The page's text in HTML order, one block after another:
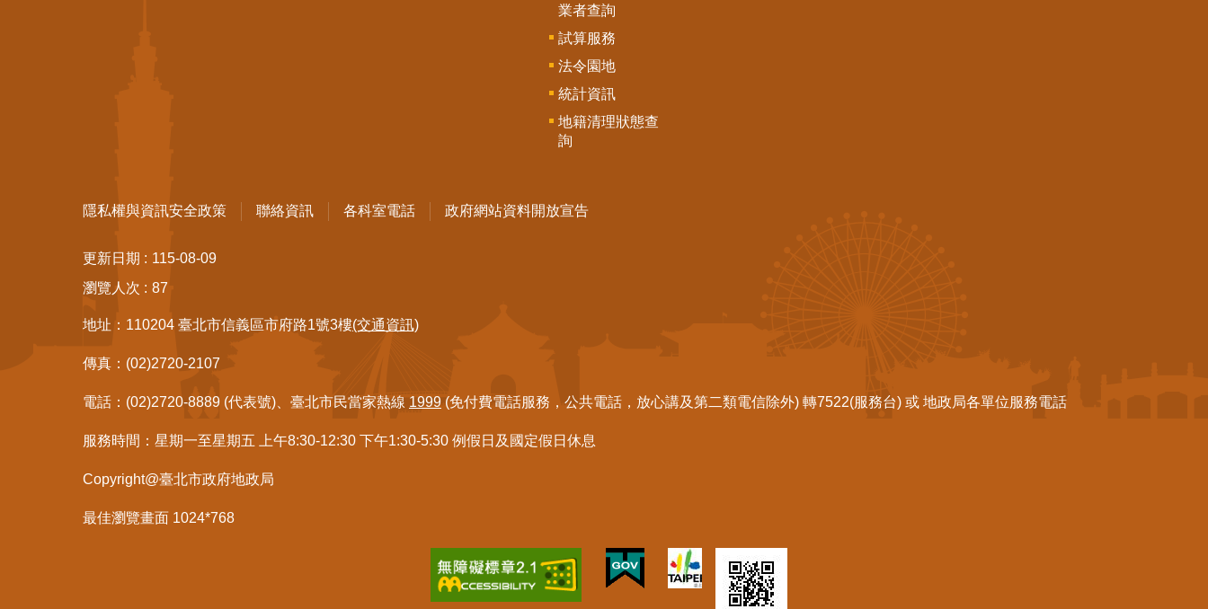
業者查詢
試算服務
法令園地
統計資訊
地籍清理狀態查
詢
隱私權與資訊安全政策 聯絡資訊 各科室電話 政府網站資料開放宣告
更新日期
115-08-09
瀏覽人次
87
地址：110204 臺北市信義區市府路1號3樓(交通資訊)
傳真：(02)2720-2107
電話：(02)2720-8889 (代表號)、臺北市民當家熱線 1999 (免付費電話服務，公共電話，放心講及第二類電信除外) 轉7522(服務台) 或 地政局各單位服務電話
服務時間：星期一至星期五 上午8:30-12:30 下午1:30-5:30 例假日及國定假日休息
Copyright@臺北市政府地政局
最佳瀏覽畫面 1024*768